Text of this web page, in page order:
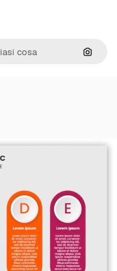
Cerca